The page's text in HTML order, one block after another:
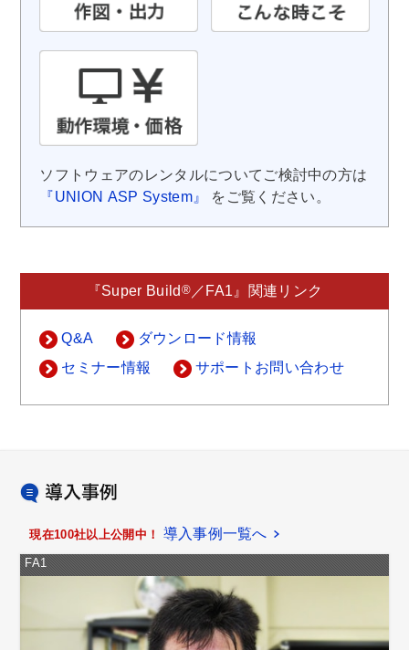
ソフトウェアのレンタルについてご検討中の方は
『UNION ASP System』
をご覧ください。
『Super Build ®／FA1』関連リンク
Q&A
ダウンロード情報
セミナー情報
サポートお問い合わせ
現在100社以上公開中！ 導入事例一覧へ
FA1